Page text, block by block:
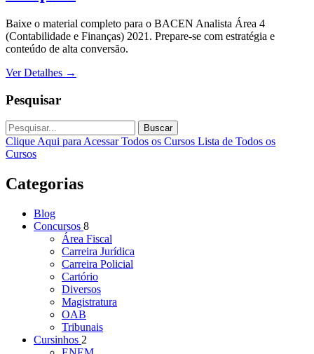
Baixe o material completo para o BACEN Analista Área 4
(Contabilidade e Finanças) 2021. Prepare-se com estratégia e
conteúdo de alta conversão.
Ver Detalhes →
Pesquisar
Buscar
Clique Aqui para Acessar Todos os Cursos Lista de Todos os
Cursos
Categorias
Blog
Concursos 8
Área Fiscal
Carreira Jurídica
Carreira Policial
Cartório
Diversos
Magistratura
OAB
Tribunais
Cursinhos 2